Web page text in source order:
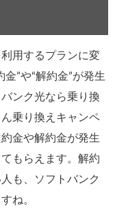
用するプランに変
”や“解約金”が発生
ンク光なら乗り換
乗り換えキャンペ
金や解約金が発生
もらえます。解約
も、ソフトバンク
ね。